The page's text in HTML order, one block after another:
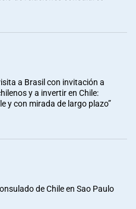
a Brasil con invitación a
y a invertir en Chile:
y con mirada de largo plazo”
de Chile en Sao Paulo